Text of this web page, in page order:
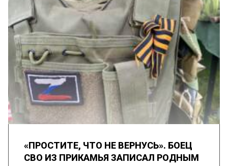
«ПРОСТИТЕ, ЧТО НЕ ВЕРНУСЬ». БОЕЦ
СВО ИЗ ПРИКАМЬЯ ЗАПИСАЛ РОДНЫМ